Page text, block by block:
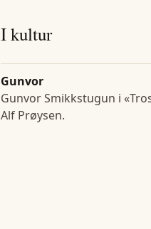
I kultur
Gunvor
Gunvor Smikkstugun i
Alf Prøysen.